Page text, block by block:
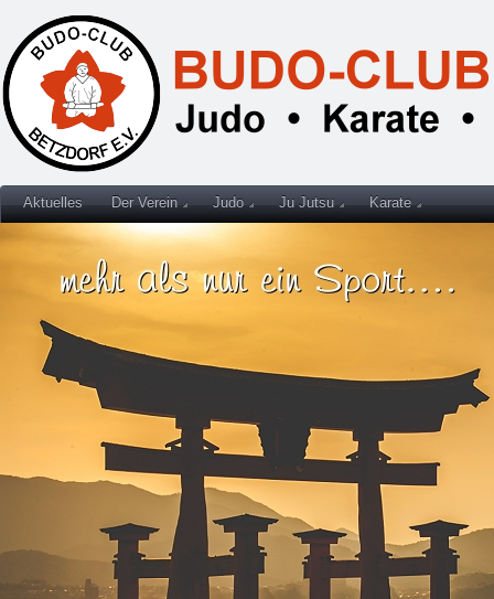
Aktuelles Der Verein Judo Ju Jutsu Karate